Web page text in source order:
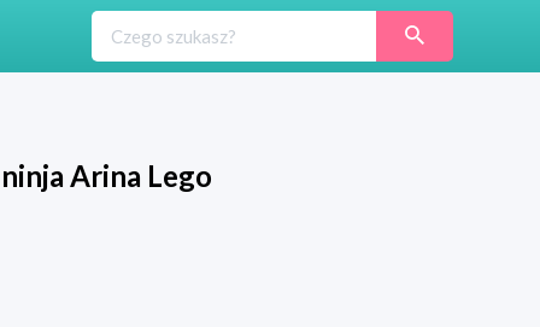
Arina Lego